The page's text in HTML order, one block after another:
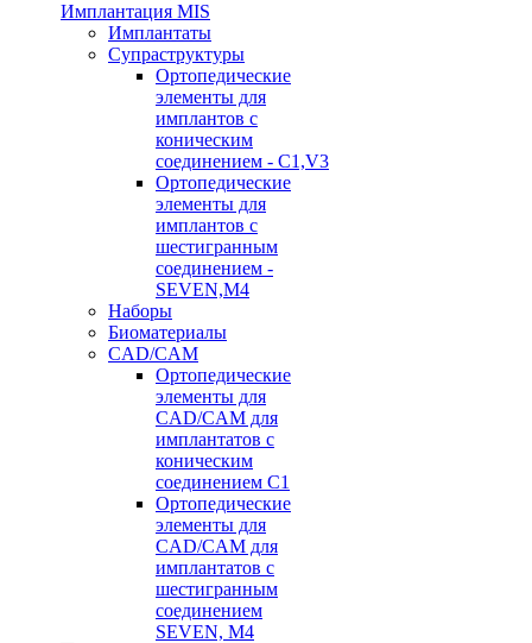
Имплантация MIS
Имплантаты
Супраструктуры
Ортопедические
элементы для
имплантов с
коническим
соединением - C1,V3
Ортопедические
элементы для
имплантов с
шестигранным
соединением -
SEVEN,M4
Наборы
Биоматериалы
CAD/CAM
Ортопедические
элементы для
CAD/CAM для
имплантатов с
коническим
соединением С1
Ортопедические
элементы для
CAD/CAM для
имплантатов с
шестигранным
соединением
SEVEN, М4